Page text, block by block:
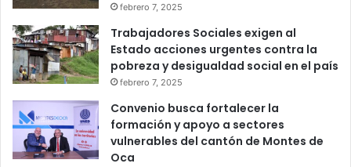
febrero 7, 2025
Trabajadores Sociales exigen al
Estado acciones urgentes contra la
pobreza y desigualdad social en el país
febrero 7, 2025
Convenio busca fortalecer la
formación y apoyo a sectores
vulnerables del cantón de Montes de
Oca